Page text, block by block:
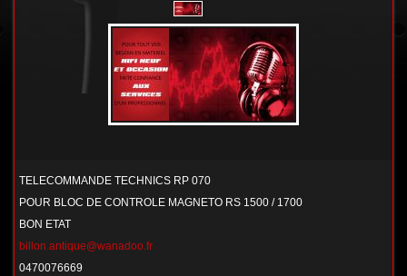
TELECOMMANDE TECHNICS RP 070
POUR BLOC DE CONTROLE MAGNETO RS 1500 / 1700
BON ETAT
billon.antique@wanadoo.fr
0470076669